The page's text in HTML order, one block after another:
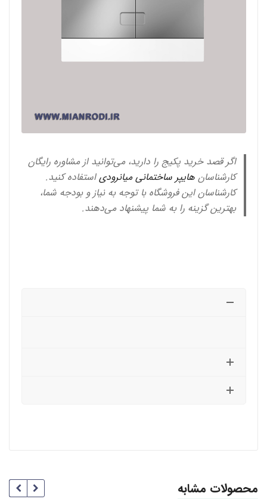
اگر قصد خرید پکیج را دارید، می‌توانید از مشاوره رایگان
کارشناسان هایپر ساختمانی میانرودیاستفاده کنید.
کارشناسان این فروشگاه با توجه به نیاز و بودجه شما،
بهترین گزینه را به شما پیشنهاد می‌دهند.
محصولات مشابه